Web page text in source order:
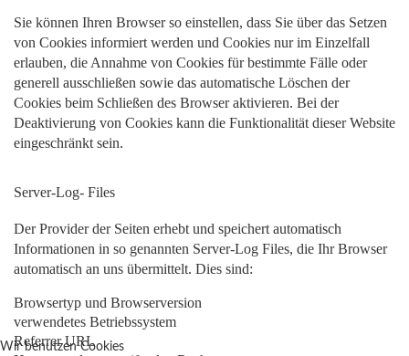
Sie können Ihren Browser so einstellen, dass Sie über das Setzen
von Cookies informiert werden und Cookies nur im Einzelfall
erlauben, die Annahme von Cookies für bestimmte Fälle oder
generell ausschließen sowie das automatische Löschen der
Cookies beim Schließen des Browser aktivieren. Bei der
Deaktivierung von Cookies kann die Funktionalität dieser Website
eingeschränkt sein.
Server-Log- Files
Der Provider der Seiten erhebt und speichert automatisch
Informationen in so genannten Server-Log Files, die Ihr Browser
automatisch an uns übermittelt. Dies sind:
Browsertyp und Browserversion
verwendetes Betriebssystem
Referrer URL
Wir benutzen Cookies